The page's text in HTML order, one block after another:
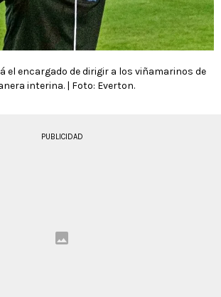
el encargado de dirigir a los viñamarinos de
interina. | Foto: Everton.
PUBLICIDAD